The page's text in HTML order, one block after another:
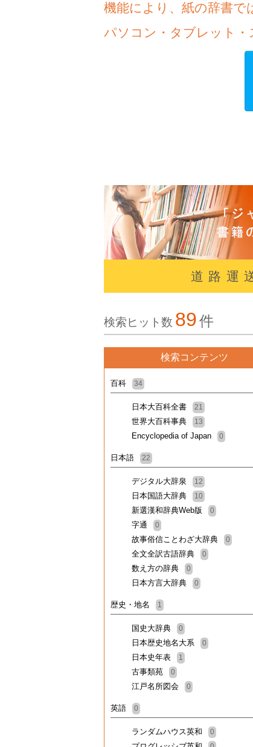
機能により、紙の辞書で
パソコン・タブレット・
道路運
検索ヒット数 89件
検索コンテンツ
百科 34
日本大百科全書 21
世界大百科事典 13
Encyclopedia of Japan 0
日本語 22
デジタル大辞泉 12
日本国語大辞典 10
新選漢和辞典Web版 0
字通 0
故事俗信ことわざ大辞典 0
全文全訳古語辞典 0
数え方の辞典 0
日本方言大辞典 0
歴史・地名 1
国史大辞典 0
日本歴史地名大系 0
日本史年表 1
古事類苑 0
江戸名所図会 0
英語 0
ランダムハウス英和 0